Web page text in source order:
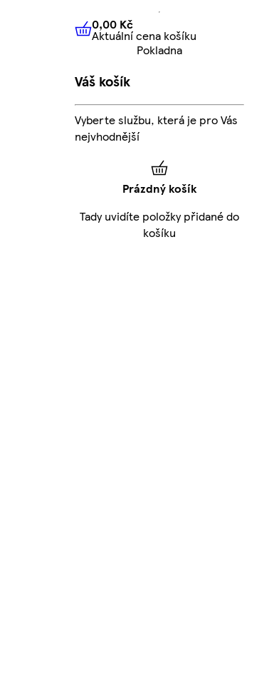
0,00 KčAktuální cena košíku
0,00 Kč
Aktuální cena košíku
Pokladna
Váš košík
Vyberte službu, která je pro Vás
nejvhodnější
Prázdný košík
Tady uvidíte položky přidané do
košíku